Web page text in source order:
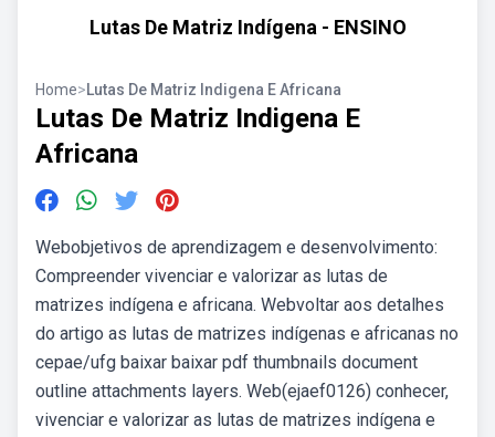
Lutas De Matriz Indígena - ENSINO
Home>Lutas De Matriz Indigena E Africana
Lutas De Matriz Indigena E
Africana
Webobjetivos de aprendizagem e desenvolvimento:
Compreender vivenciar e valorizar as lutas de
matrizes indígena e africana. Webvoltar aos detalhes
do artigo as lutas de matrizes indígenas e africanas no
cepae/ufg baixar baixar pdf thumbnails document
outline attachments layers. Web(ejaef0126) conhecer,
vivenciar e valorizar as lutas de matrizes indígena e